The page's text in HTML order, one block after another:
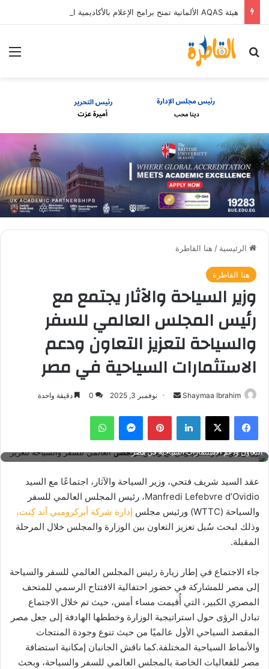
بحث عن
الرئيسية / هنا القاطرة
هنا القاطرة
وزير السياحة والآثار يجتمع مع
رئيس المجلس العالمي للسفر
والسياحة لتعزيز التعاون ودعم
الاستثمارات السياحية في مصر
Shaymaa Ibrahim
أرسل
إلكترونيا
نوفمبر 3, 2025 0 دقيقة واحدة
فيسبوك ‫X لينكدإن بينتيريستماسنجر واتساب
وزير السياحة والآثار يجتمع مع رئيس المجلس العالمي للسفر والسياحة لتعزيز
التعاون ودعم الاستثمارات السياحية في مصر
عقد السيد شريف فتحي، وزير السياحة والآثار، اجتماعًا مع السيد
Manfredi Lefebvre d’Ovidio، رئيس المجلس العالمي للسفر
والسياحة (WTTC) ورئيس مجلس
إدارة شركة أبركرومبي آند كِنت،
وذلك لبحث سُبل تعزيز التعاون بين الوزارة والمجلس خلال المرحلة
المقبلة.
جاء الاجتماع في إطار زيارة رئيس المجلس العالمي للسفر والسياحة
إلى مصر للمشاركة في حضور احتفالية الافتتاح الرسمي للمتحف
المصري الكبير، التي أُقيمت مساء أمس، حيث تم خلال الاجتماع
تبادل الرؤى حول استراتيجية الوزارة وخططها الهادفة إلى جعل مصر
المقصد السياحي الأول عالميًا من حيث تنوع وجودة المنتجات
والأنماط السياحية المختلفة.كما ناقش الجانبان إمكانية استضافة
مصر للفعاليات الخاصة بالمجلس العالمي للسفر والسياحة، وبحث